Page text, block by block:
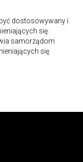
dostosowywany i
się
samorządom
się